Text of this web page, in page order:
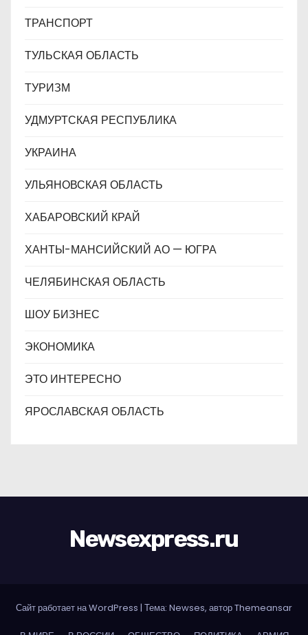
ТРАНСПОРТ
ТУЛЬСКАЯ ОБЛАСТЬ
ТУРИЗМ
УДМУРТСКАЯ РЕСПУБЛИКА
УКРАИНА
УЛЬЯНОВСКАЯ ОБЛАСТЬ
ХАБАРОВСКИЙ КРАЙ
ХАНТЫ-МАНСИЙСКИЙ АО — ЮГРА
ЧЕЛЯБИНСКАЯ ОБЛАСТЬ
ШОУ БИЗНЕС
ЭКОНОМИКА
ЭТО ИНТЕРЕСНО
ЯРОСЛАВСКАЯ ОБЛАСТЬ
Newsexpress.ru
Сайт работает на WordPress | Тема: Newses, авторThemeansar